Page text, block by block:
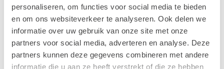
personaliseren, om functies voor social media te bieden
en om ons websiteverkeer te analyseren. Ook delen we
informatie over uw gebruik van onze site met onze
partners voor social media, adverteren en analyse. Deze
partners kunnen deze gegevens combineren met andere
informatie die u aan ze heeft verstrekt of die ze hebben
Wandhoogte & nokhoogte
223 / 254 cm
Oppervlakte
11 m2